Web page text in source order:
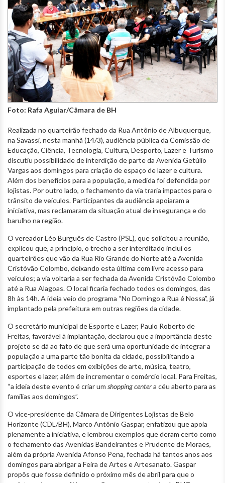
Foto: Rafa Aguiar/Câmara de BH
Realizada no quarteirão fechado da Rua Antônio de Albuquerque,
na Savassi, nesta manhã (14/3), audiência pública da Comissão de
Educação, Ciência, Tecnologia, Cultura, Desporto, Lazer e Turismo
discutiu possibilidade de interdição de parte da Avenida Getúlio
Vargas aos domingos para criação de espaço de lazer e cultura.
Além dos benefícios para a população, a medida foi defendida por
lojistas. Por outro lado, o fechamento da via traria impactos para o
trânsito de veículos. Participantes da audiência apoiaram a
iniciativa, mas reclamaram da situação atual de insegurança e do
barulho na região.
O vereador Léo Burguês de Castro (PSL), que solicitou a reunião,
explicou que, a princípio, o trecho a ser interditado inclui os
quarteirões que vão da Rua Rio Grande do Norte até a Avenida
Cristóvão Colombo, deixando esta última com livre acesso para
veículos; a via voltaria a ser fechada da Avenida Cristóvão Colombo
até a Rua Alagoas. O local ficaria fechado todos os domingos, das
8h às 14h. A ideia veio do programa “No Domingo a Rua é Nossa”, já
implantado pela prefeitura em outras regiões da cidade.
O secretário municipal de Esporte e Lazer, Paulo Roberto de
Freitas, favorável à implantação, declarou que a importância deste
projeto se dá ao fato de que será uma oportunidade de integrar a
população a uma parte tão bonita da cidade, possibilitando a
participação de todos em exibições de arte, música, teatro,
esportes e lazer, além de incrementar o comércio local. Para Freitas,
“a ideia deste evento é criar um shopping centera céu aberto para as
famílias aos domingos”.
O vice-presidente da Câmara de Dirigentes Lojistas de Belo
Horizonte (CDL/BH), Marco Antônio Gaspar, enfatizou que apoia
plenamente a iniciativa, e lembrou exemplos que deram certo como
o fechamento das Avenidas Bandeirantes e Prudente de Moraes,
além da própria Avenida Afonso Pena, fechada há tantos anos aos
domingos para abrigar a Feira de Artes e Artesanato. Gaspar
propôs que fosse definido o próximo mês de abril para que o